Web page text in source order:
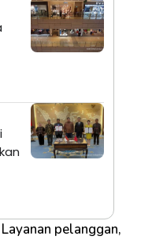
pelanggan,